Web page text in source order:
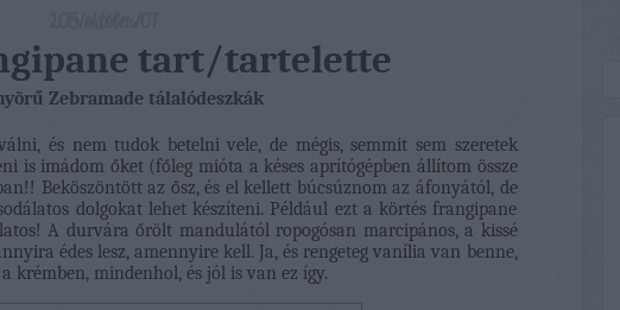
tart/tartelette
Zebramade tálalódeszkák
és nem tudok betelni vele, de mégis, semmit sem szeretek
is imádom őket (főleg mióta a késes aprítógépben állítom össze
Beköszöntött az ősz, és el kellett búcsúznom az áfonyától, de
dolgokat lehet készíteni. Például ezt a körtés frangipane
A durvára őrölt mandulától ropogósan marcipános, a kissé
édes lesz, amennyire kell. Ja, és rengeteg vanília van benne,
krémben, mindenhol, és jól is van ez így.